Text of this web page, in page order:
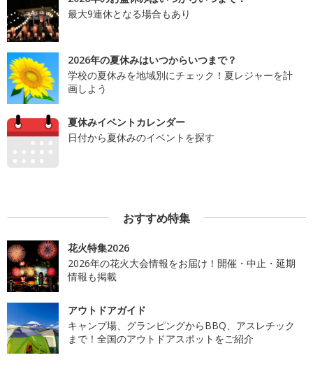
最大9連休となる場合もあり
2026年の夏休みはいつからいつまで？
学校の夏休みを地域別にチェック！夏レジャーを計
画しよう
夏休みイベントカレンダー
日付から夏休みのイベントを探す
おすすめ特集
花火特集2026
2026年の花火大会情報をお届け！開催・中止・延期
情報も掲載
アウトドアガイド
キャンプ場、グランピングからBBQ、アスレチック
まで！全国のアウトドアスポットをご紹介